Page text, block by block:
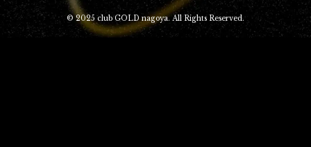
© 2025 club GOLD nagoya. All Rights Reserved.